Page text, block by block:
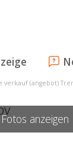
(angebot)
anzeigen